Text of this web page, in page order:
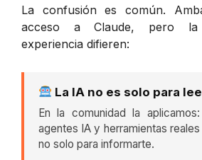
La confusión es común.
acceso a Claude, pero la
experiencia difieren:
La IA no es solo para
En la comunidad la aplicamos:
agentes IA y herramientas
no solo para informarte.